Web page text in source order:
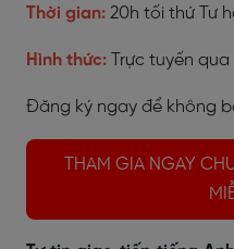
Thời gian: 20h tối thứ Tư
Hình thức: Trực tuyến
Đăng ký ngay để không
THAM GIA NGAY